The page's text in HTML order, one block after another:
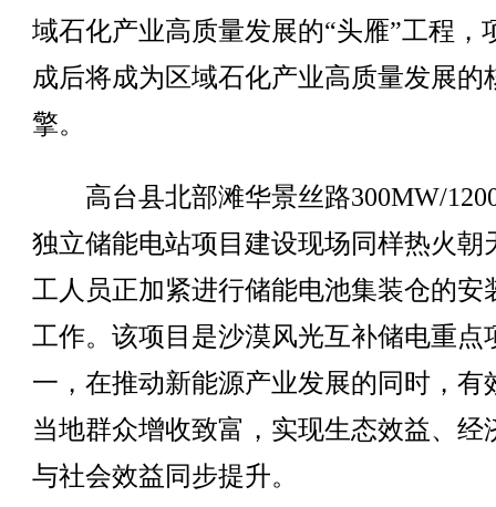
域石化产业高质量发展的“头雁”工程，
成后将成为区域石化产业高质量发展的
擎。
高台县北部滩华景丝路300MW/
独立储能电站项目建设现场同样热火朝
工人员正加紧进行储能电池集装仓的安
工作。该项目是沙漠风光互补储电重点
一，在推动新能源产业发展的同时，有
当地群众增收致富，实现生态效益、经
与社会效益同步提升。